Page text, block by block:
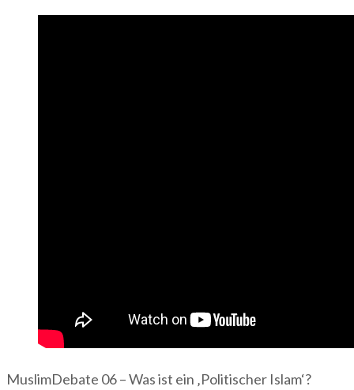
MuslimDebate 06 – Was ist ein ‚Politischer Islam‘?